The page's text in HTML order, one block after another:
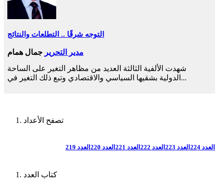
التوجه شرقًا .. التطلعات والنتائج
مدير التحرير جمال همام
شهدت الألفية الثالثة العديد من مظاهر التغير على الساحة
الدولية بشقيها السياسي والاقتصادي وتبع ذلك التغير في...
تصفح الأعداد
العدد 224 العدد 223 العدد 222 العدد 221 العدد 220 العدد 219
كتاب العدد